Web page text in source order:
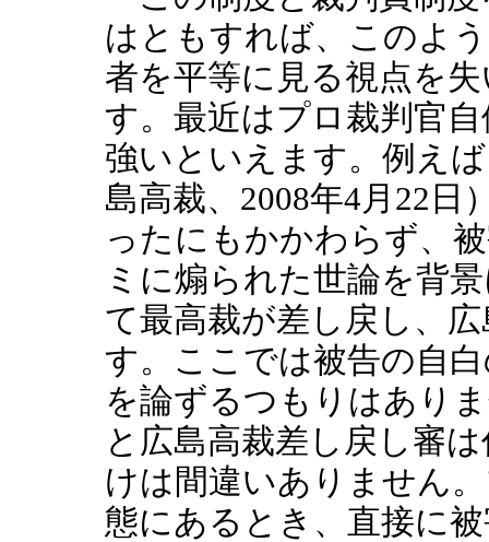
はともすれば、このよ
者を平等に見る視点を
す。最近はプロ裁判官
強いといえます。例え
島高裁、2008年4月22日
ったにもかかわらず、
ミに煽られた世論を背
て最高裁が差し戻し、
す。ここでは被告の自
を論ずるつもりはあり
と広島高裁差し戻し審
けは間違いありません
態にあるとき、直接に